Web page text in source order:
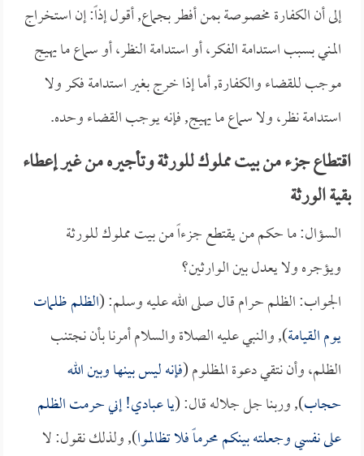
إلى أن الكفارة مخصوصة بمن أفطر بجماع, أقول إذاً: إن استخراج
المني بسبب استدامة الفكر، أو استدامة النظر، أو سماع ما يهيج
موجب للقضاء والكفارة, أما إذا خرج بغير استدامة فكر ولا
استدامة نظر، ولا سماع ما يهيج, فإنه يوجب القضاء وحده.
اقتطاع جزء من بيت مملوك للورثة وتأجيره من غير إعطاء
بقية الورثة
السؤال: ما حكم من يقتطع جزءاً من بيت مملوك للورثة
ويؤجره ولا يعدل بين الوارثين؟
الجواب: الظلم حرام قال صلى الله عليه وسلم: (الظلم ظلمات
يوم القيامة), والنبي عليه الصلاة والسلام أمرنا بأن نجتنب
الظلم، وأن نتقي دعوة المظلوم (فإنه ليس بينها وبين الله
حجاب), وربنا جل جلاله قال: (يا عبادي! إني حرمت الظلم
على نفسي وجعلته بينكم محرماً فلا تظالموا), ولذلك نقول: لا